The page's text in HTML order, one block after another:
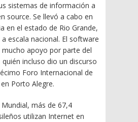
sistemas de información a
source. Se llevó a cabo en
en el estado de Rio Grande,
escala nacional. El software
mucho apoyo por parte del
incluso dio un discurso
Foro Internacional de
Porto Alegre.
más de 67,4
utilizan Internet en